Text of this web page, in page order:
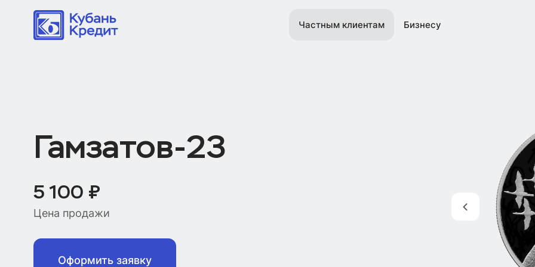
Частным клиентам Бизнесу
Гамзатов-23
5 100 ₽
Цена продажи
Оформить заявку